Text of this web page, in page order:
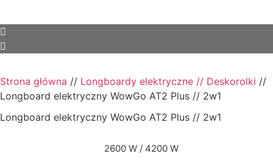
Strona główna // Longboardy elektryczne // Deskorolki //
Longboard elektryczny WowGo AT2 Plus // 2w1
Longboard elektryczny WowGo AT2 Plus // 2w1
2600 W / 4200 W